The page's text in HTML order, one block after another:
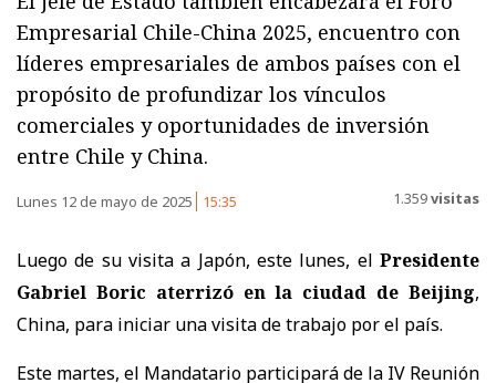
Empresarial Chile-China 2025, encuentro con
líderes empresariales de ambos países con el
propósito de profundizar los vínculos
comerciales y oportunidades de inversión
entre Chile y China.
Lunes 12 de mayo de 2025 15:35 1.359visitas
Luego de su visita a Japón, este lunes, el Presidente
Gabriel Boric aterrizó en la ciudad de Beijing,
China, para iniciar una visita de trabajo por el país.
Este martes, el Mandatario participará de la IV Reunión